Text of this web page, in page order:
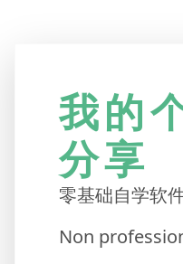
我的
分享
零基础自学软
Non